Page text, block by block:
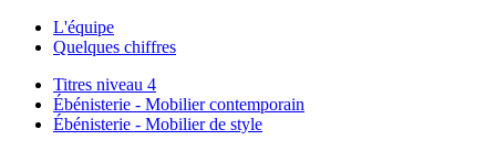
L'équipe
Quelques chiffres
Titres niveau 4
Ébénisterie - Mobilier contemporain
Ébénisterie - Mobilier de style